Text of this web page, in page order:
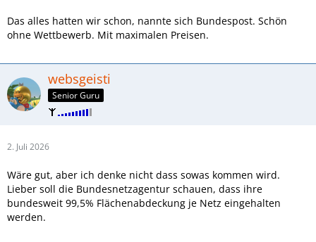
Das alles hatten wir schon, nannte sich Bundespost. Schön
ohne Wettbewerb. Mit maximalen Preisen.
websgeisti
Senior Guru
2. Juli 2026
Wäre gut, aber ich denke nicht dass sowas kommen wird.
Lieber soll die Bundesnetzagentur schauen, dass ihre
bundesweit 99,5% Flächenabdeckung je Netz eingehalten
werden.